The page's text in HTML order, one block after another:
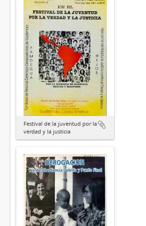
Festival de la juventud por la
verdad y la justicia